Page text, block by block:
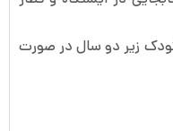
کودک زیر دو سال در صورت